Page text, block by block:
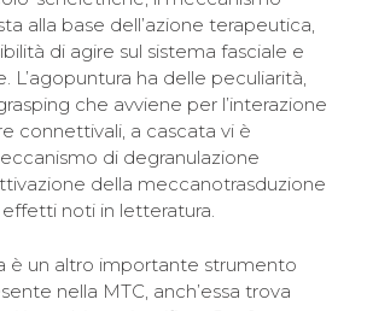
alla base dell’azione terapeutica,
di agire sul sistema fasciale e
L’agopuntura ha delle peculiarità,
che avviene per l’interazione
connettivali, a cascata vi è
di degranulazione
della meccanotrasduzione
noti in letteratura.
è un altro importante strumento
nella MTC, anch’essa trova